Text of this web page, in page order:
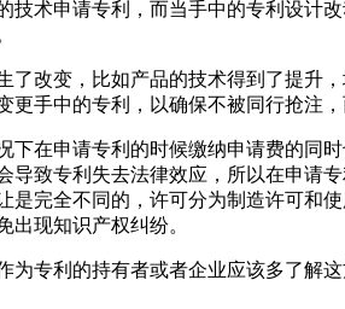
术申请专利，而当手中的专利设计
改变，比如产品的技术得到了提升
手中的专利，以确保不被同行抢注
在申请专利的时候缴纳申请费的同
致专利失去法律效应，所以在申
完全不同的，许可分为制造许可和
现知识产权纠纷。
专利的持有者或者企业应该多了